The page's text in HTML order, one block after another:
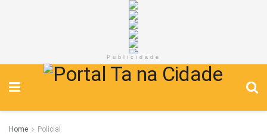
Publicidade
Home Policial